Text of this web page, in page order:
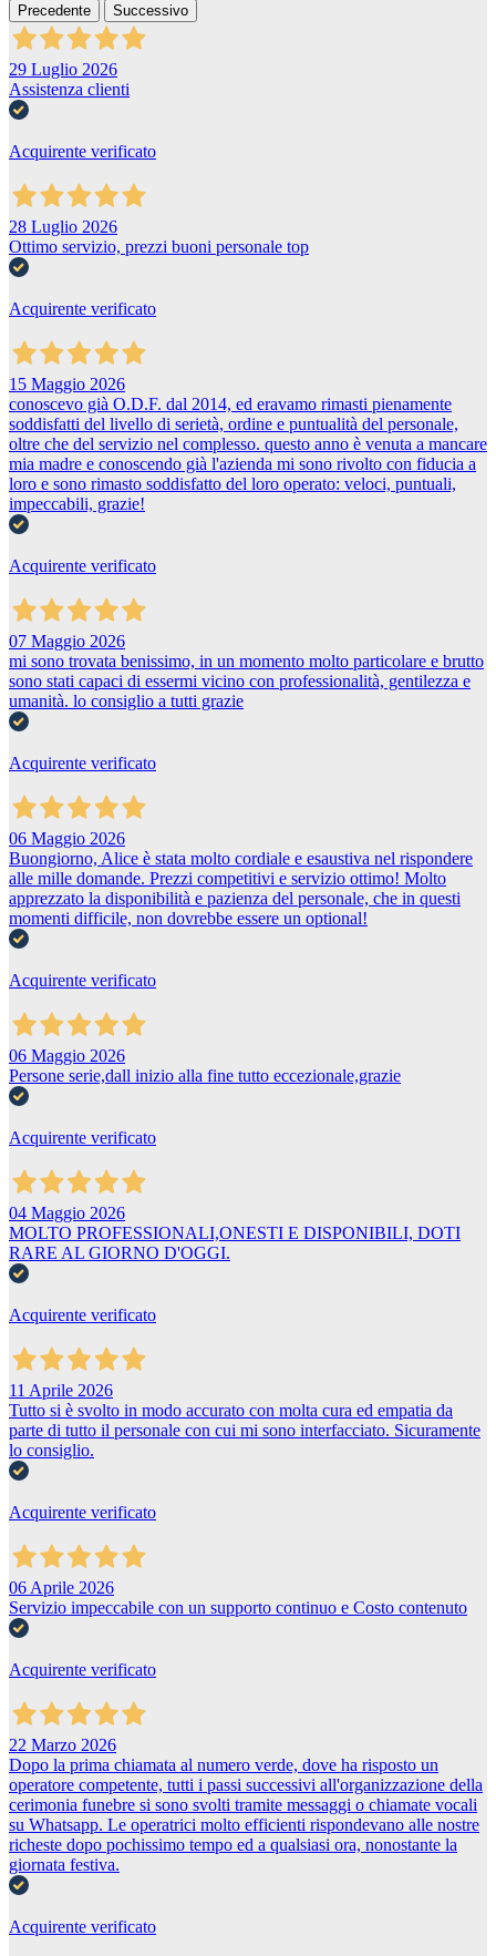
Precedente Successivo
29 Luglio 2026
Assistenza clienti
Acquirente verificato
28 Luglio 2026
Ottimo servizio, prezzi buoni personale top
Acquirente verificato
15 Maggio 2026
conoscevo già O.D.F. dal 2014, ed eravamo rimasti pienamente
soddisfatti del livello di serietà, ordine e puntualità del personale,
oltre che del servizio nel complesso. questo anno è venuta a mancare
mia madre e conoscendo già l'azienda mi sono rivolto con fiducia a
loro e sono rimasto soddisfatto del loro operato: veloci, puntuali,
impeccabili, grazie!
Acquirente verificato
07 Maggio 2026
mi sono trovata benissimo, in un momento molto particolare e brutto
sono stati capaci di essermi vicino con professionalità, gentilezza e
umanità. lo consiglio a tutti grazie
Acquirente verificato
06 Maggio 2026
Buongiorno, Alice è stata molto cordiale e esaustiva nel rispondere
alle mille domande. Prezzi competitivi e servizio ottimo! Molto
apprezzato la disponibilità e pazienza del personale, che in questi
momenti difficile, non dovrebbe essere un optional!
Acquirente verificato
06 Maggio 2026
Persone serie,dall inizio alla fine tutto eccezionale,grazie
Acquirente verificato
04 Maggio 2026
MOLTO PROFESSIONALI,ONESTI E DISPONIBILI, DOTI
RARE AL GIORNO D'OGGI.
Acquirente verificato
11 Aprile 2026
Tutto si è svolto in modo accurato con molta cura ed empatia da
parte di tutto il personale con cui mi sono interfacciato. Sicuramente
lo consiglio.
Acquirente verificato
06 Aprile 2026
Servizio impeccabile con un supporto continuo e Costo contenuto
Acquirente verificato
22 Marzo 2026
Dopo la prima chiamata al numero verde, dove ha risposto un
operatore competente, tutti i passi successivi all'organizzazione della
cerimonia funebre si sono svolti tramite messaggi o chiamate vocali
su Whatsapp. Le operatrici molto efficienti rispondevano alle nostre
richeste dopo pochissimo tempo ed a qualsiasi ora, nonostante la
giornata festiva.
Acquirente verificato